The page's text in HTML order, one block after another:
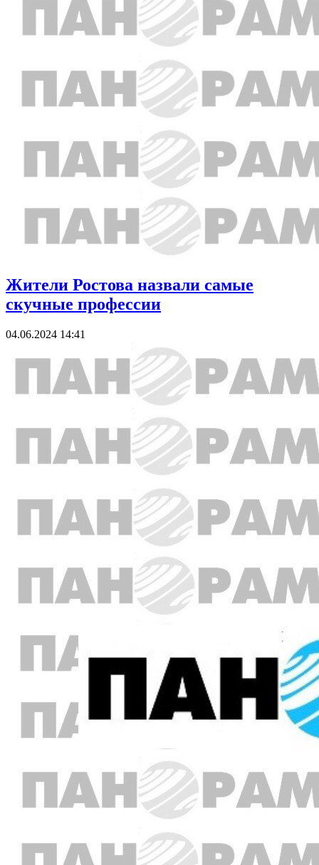
Жители Ростова назвали самые
скучные профессии
04.06.2024 14:41